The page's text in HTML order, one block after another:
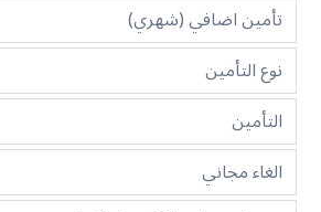
تأمين اضافي (شهري)
نوع التأمين
التأمين
الغاء مجاني